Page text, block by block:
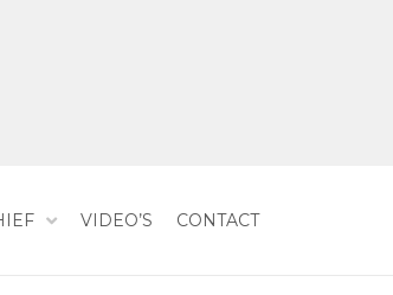
VIDEO’S CONTACT